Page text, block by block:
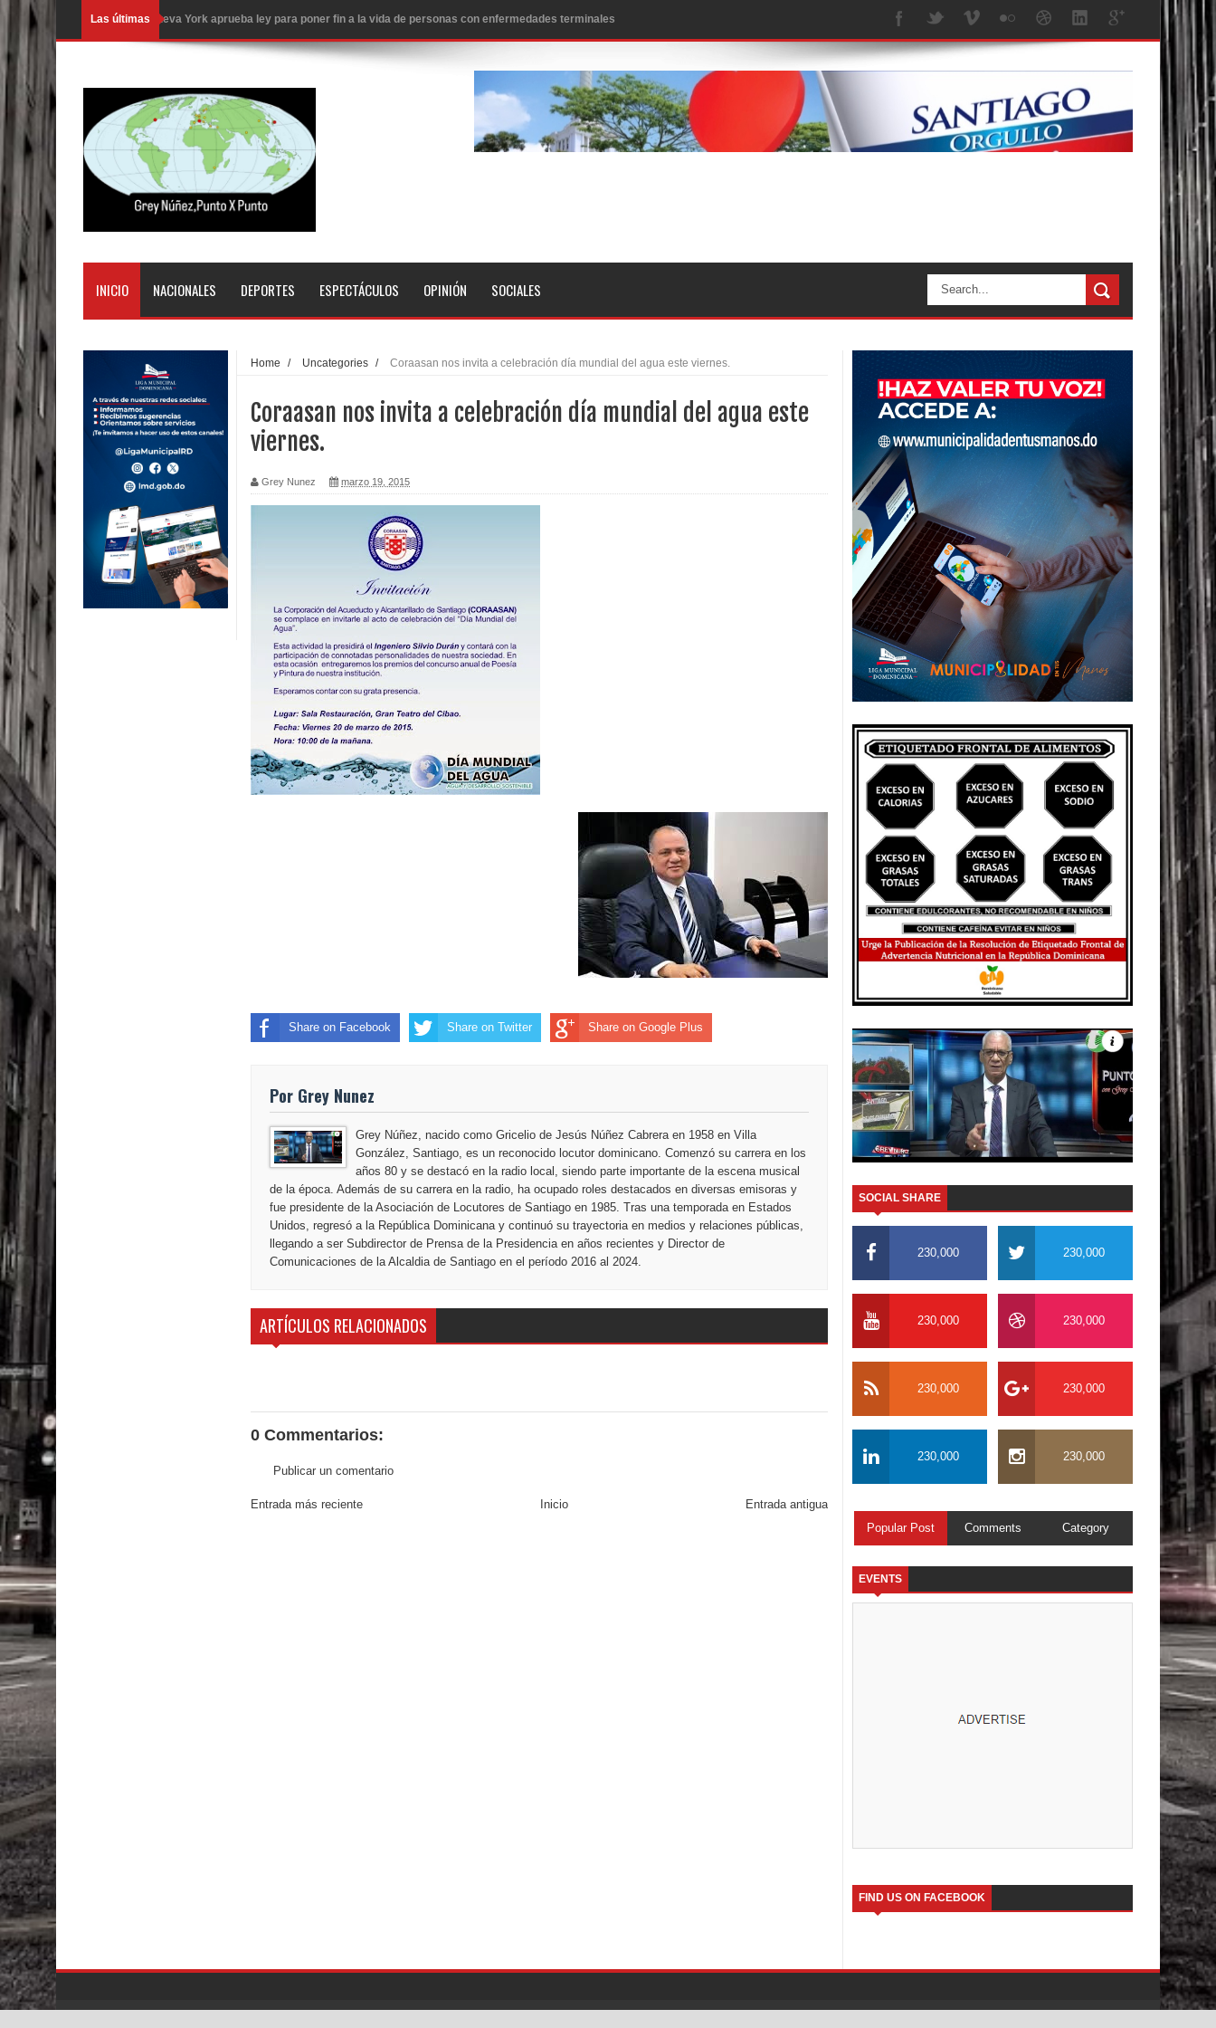
Las últimasNueva York aprueba ley para poner fin a la vida de personas con enfermedades terminales
Juan Luis Guerra cerrará los Juegos Centroamericanos SD 2026
En Santiago precio del botellón de agua sube a 90 pesos
Entre 20 y 40 inmigrantes al día son detenidos en los aeropuertos de EE.UU., según NBC
Belkis Concepción será intervenida por un delicado problema cardíaco
Abel Martínez llama a los dominicanos a unirse para sacar al PRM del Gobierno
PRM votará “por aclamación” a sus nuevas autoridades
El expresidente peruano Ollanta Humala queda en libertad tras la anulación de condena de 15 años por lavado
DIGEIG y Liga Municipal Dominicana impulsan nuevas metas de transparencia a través SISMAP municipal
La Fiscalía de Bolivia ordena la detención del expresidente Evo Morales
Calor extremo para este jueves en gran parte del territorio nacional
Miles de marroquíes cruzan la frontera en masa para entrar a España
TC declara inconstitucional decreto sobre horarios de venta de alcohol vigente desde 2006 y exige ley del
Congreso
Presidente LMD Víctor D´Aza supervisa obra relleno sanitario y se reúne con alcalde San Cristóbal
Un lunes trágico deja seis jóvenes muertos
Heridos y edificios colapsados tras terremoto de magnitud 7,1 en Japón
Diputado Félix Michell Rodríguez reveló que con Presupuesto Complementario gobierno endeuda país con
3,500 millones de dólares
INICIO NACIONALES DEPORTES ESPECTÁCULOS OPINIÓN SOCIALES
Home / Uncategories / Coraasan nos invita a celebración día mundial del agua este viernes.
Coraasan nos invita a celebración día mundial del agua este
viernes.
Grey Nunez marzo 19, 2015
Share on Facebook Share on Twitter Share on Google Plus
Por Grey Nunez
Grey Núñez, nacido como Gricelio de Jesús Núñez Cabrera en 1958 en Villa
González, Santiago, es un reconocido locutor dominicano. Comenzó su carrera en los
años 80 y se destacó en la radio local, siendo parte importante de la escena musical
de la época. Además de su carrera en la radio, ha ocupado roles destacados en diversas emisoras y
fue presidente de la Asociación de Locutores de Santiago en 1985. Tras una temporada en Estados
Unidos, regresó a la República Dominicana y continuó su trayectoria en medios y relaciones públicas,
llegando a ser Subdirector de Prensa de la Presidencia en años recientes y Director de
Comunicaciones de la Alcaldia de Santiago en el período 2016 al 2024.
ARTÍCULOS RELACIONADOS
0 Commentarios:
Publicar un comentario
Entrada más reciente Entrada antigua
Inicio
SOCIAL SHARE
230,000 230,000
230,000 230,000
230,000 230,000
230,000 230,000
Popular Post Comments Category
EVENTS
FIND US ON FACEBOOK